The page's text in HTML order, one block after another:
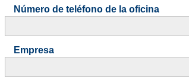
Número de teléfono de la oficina
Empresa